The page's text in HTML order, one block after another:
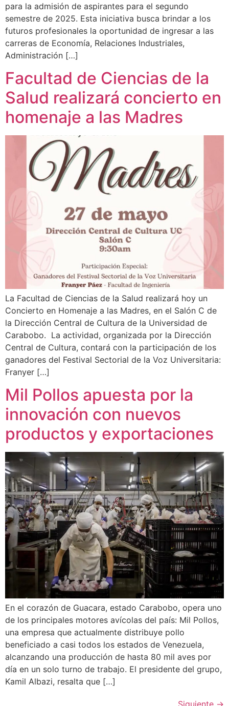
para la admisión de aspirantes para el segundo
semestre de 2025. Esta iniciativa busca brindar a los
futuros profesionales la oportunidad de ingresar a las
carreras de Economía, Relaciones Industriales,
Administración […]
Facultad de Ciencias de la
Salud realizará concierto en
homenaje a las Madres
La Facultad de Ciencias de la Salud realizará hoy un
Concierto en Homenaje a las Madres, en el Salón C de
la Dirección Central de Cultura de la Universidad de
Carabobo. La actividad, organizada por la Dirección
Central de Cultura, contará con la participación de los
ganadores del Festival Sectorial de la Voz Universitaria:
Franyer […]
Mil Pollos apuesta por la
innovación con nuevos
productos y exportaciones
En el corazón de Guacara, estado Carabobo, opera uno
de los principales motores avícolas del país: Mil Pollos,
una empresa que actualmente distribuye pollo
beneficiado a casi todos los estados de Venezuela,
alcanzando una producción de hasta 80 mil aves por
día en un solo turno de trabajo. El presidente del grupo,
Kamil Albazi, resalta que […]
Siguiente →